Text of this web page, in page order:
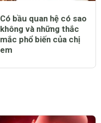
Có bầu quan hệ có sao
không và những thắc
mắc phổ biến của chị
em